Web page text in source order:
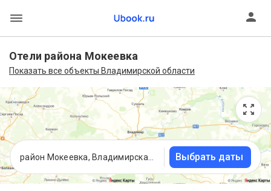
Отели района Мокеевка
Показать все объекты Владимирской области
Выбрать даты